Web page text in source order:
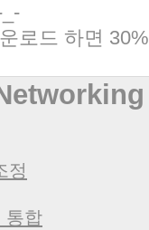
로드 하면
정
통합